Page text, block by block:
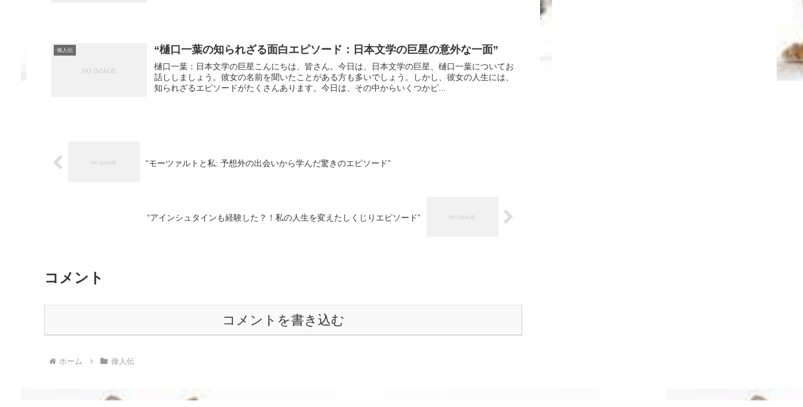
偉人伝 “樋口一葉の知られざる面白エピソード：日本文学の巨星の意外な一面”
樋口一葉：日本文学の巨星こんにちは、皆さん。今日は、日本文学の巨星、樋口一葉についてお
話ししましょう。彼女の名前を聞いたことがある方も多いでしょう。しかし、彼女の人生には、
知られざるエピソードがたくさんあります。今日は、その中からいくつかピ...
“モーツァルトと私: 予想外の出会いから学んだ驚きのエピソード”
“アインシュタインも経験した？！私の人生を変えたしくじりエピソード”
コメント
コメントを書き込む
ホーム 偉人伝